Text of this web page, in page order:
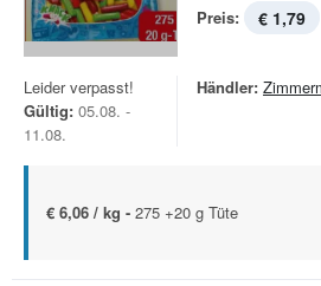
Preis: € 1,79
Leider verpasst!
Gültig: 05.08. -
11.08.
Händler:
€ 6,06 / kg - 275 +20 g Tüte